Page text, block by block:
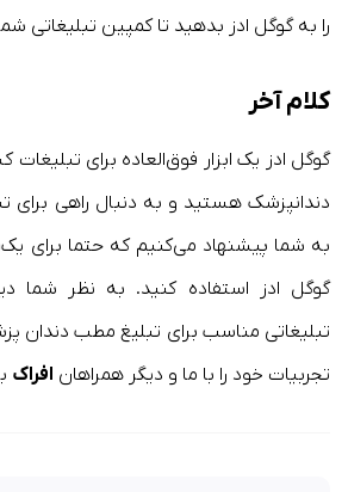
را به گوگل ادز بدهید تا کمپین تبلیغاتی
کلام آخر
گوگل ادز یک ابزار فوق‌العاده برای
دندانپزشک هستید و به دنبال راهی برای
به شما پیشنهاد می‌کنیم که حتما برای
گوگل ادز استفاده کنید. به نظر شما
تبلیغاتی مناسب برای تبلیغ مطب دندان
تجربیات خود را با ما و دیگر همراهان افراک